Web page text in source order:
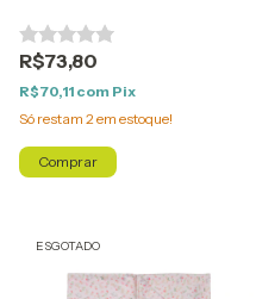
R$73,80
R$70,11 com Pix
Só restam 2em estoque!
Comprar
ESGOTADO